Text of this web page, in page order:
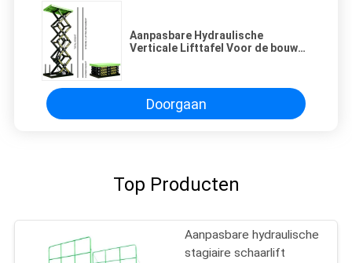
Aanpasbare Hydraulische
Verticale Lifttafel Voor de bouw
Doorgaan
Top Producten
Aanpasbare hydraulische
stagiaire schaarlift